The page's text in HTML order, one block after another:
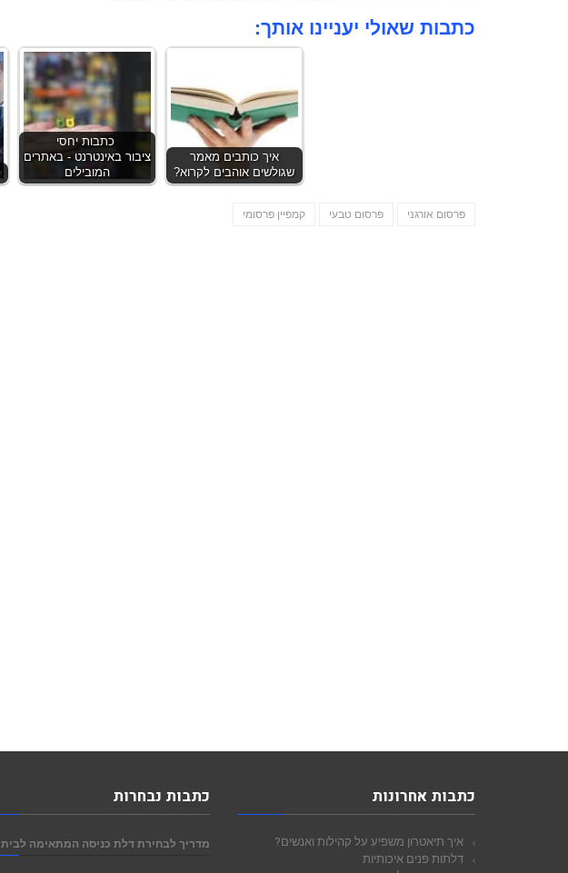
כתבות שאולי יעניינו אותך:
כתבות יחסי
ציבור באינטרנט - באתרים
המובילים
איך כותבים מאמר
שגולשים אוהבים לקרוא?
פרסום אורגני פרסום טבעי קמפיין פרסומי
כתבות אחרונות
איך תיאטרון משפיע על קהילות ואנשים?
דלתות פנים איכותיות
כתבות נבחרות
מדריך לבחירת דלת כניסה המתאימה לבית